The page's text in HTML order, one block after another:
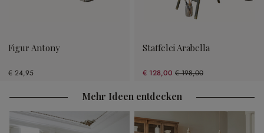
Figur Antony
€ 24,95
Staffelei Arabella
€ 128,00 € 198,00
(35.35% gespart)
Mehr Ideen entdecken